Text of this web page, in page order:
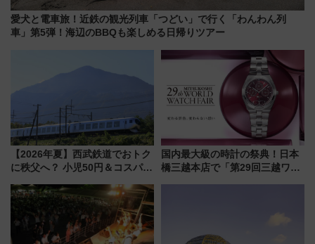
愛犬と電車旅！近鉄の観光列車「つどい」で行く「わんわん列
車」第5弾！海辺のBBQも楽しめる日帰りツアー
【2026年夏】西武鉄道でおトク
に秩父へ？ 小児50円＆コスパ最
族旅行！ 深夜の正丸トンネル探
検や特急ラビューも
国内最大級の時計の祭典！日本
橋三越本店で「第29回三越ワー